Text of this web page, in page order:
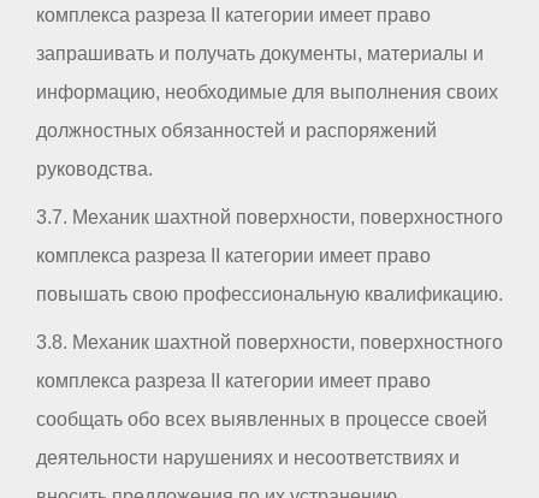
комплекса разреза II категории имеет право
запрашивать и получать документы, материалы и
информацию, необходимые для выполнения своих
должностных обязанностей и распоряжений
руководства.
3.7. Механик шахтной поверхности, поверхностного
комплекса разреза II категории имеет право
повышать свою профессиональную квалификацию.
3.8. Механик шахтной поверхности, поверхностного
комплекса разреза II категории имеет право
сообщать обо всех выявленных в процессе своей
деятельности нарушениях и несоответствиях и